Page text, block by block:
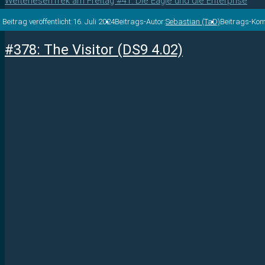
Beitrag veröffentlicht:16. Juli 2024Beitrags-Autor:Sebastian (TaD)Beitrags-
#378: The Visitor (DS9 4.02)